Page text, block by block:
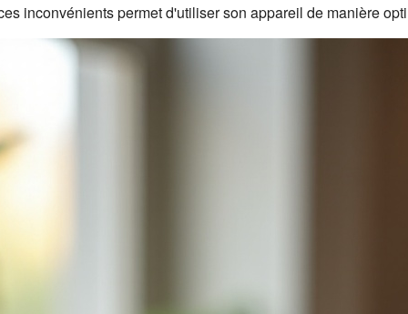
inconvénients permet d'utiliser son appareil de manière